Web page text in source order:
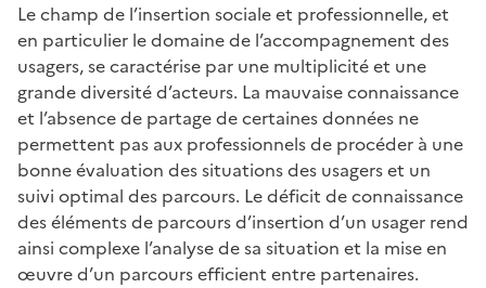
Le champ de l’insertion sociale et professionnelle, et
en particulier le domaine de l’accompagnement des
usagers, se caractérise par une multiplicité et une
grande diversité d’acteurs. La mauvaise connaissance
et l’absence de partage de certaines données ne
permettent pas aux professionnels de procéder à une
bonne évaluation des situations des usagers et un
suivi optimal des parcours. Le déficit de connaissance
des éléments de parcours d’insertion d’un usager rend
ainsi complexe l’analyse de sa situation et la mise en
œuvre d’un parcours efficient entre partenaires.